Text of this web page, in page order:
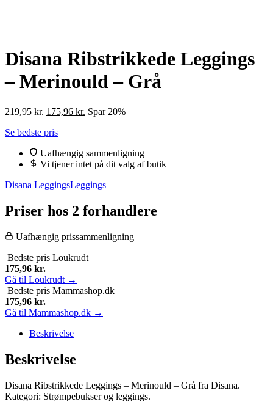
Disana Ribstrikkede Leggings
– Merinould – Grå
219,95kr. Den
pris
219,95 kr..
175,96 kr. Den
175,96 kr..
Spar 20%
Se bedste pris
Uafhængig sammenligning
Vi tjener intet på dit valg af butik
Disana LeggingsLeggings
Priser hos 2 forhandlere
Uafhængig prissammenligning
Bedste pris Loukrudt
175,96 kr.
Gå til Loukrudt →
Bedste pris Mammashop.dk
175,96 kr.
Gå til Mammashop.dk →
Beskrivelse
Beskrivelse
Disana Ribstrikkede Leggings – Merinould – Grå fra Disana.
Kategori: Strømpebukser og leggings.